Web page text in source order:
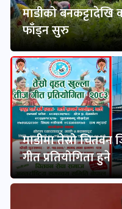
माडीको
फाँड्न सुरु
माडीमा तेस्रो
गीत प्रतियोगिता हुने